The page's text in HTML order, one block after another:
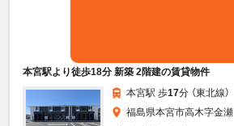
本宮駅より徒歩18分 新築 2階建の賃貸物件
本宮駅 歩17分 （東北線）
福島県本宮市高木字金瀬